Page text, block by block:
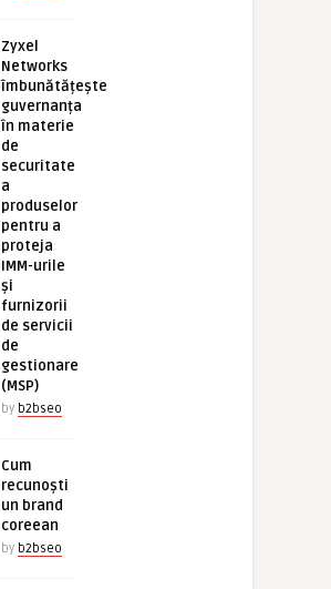
Zyxel
Networks
îmbunătățește
guvernanța
în materie
de
securitate
a
produselor
pentru a
proteja
IMM-urile
și
furnizorii
de servicii
de
gestionare
(MSP)
by b2bseo
Cum
recunoști
un brand
coreean
by b2bseo